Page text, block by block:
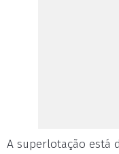
A superlotação está